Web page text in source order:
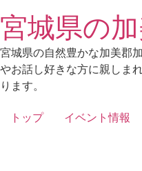
to
content
宮城県の
宮城県の自然豊かな加美郡
やお話し好きな方に親しま
ります。
トップ イベント情報